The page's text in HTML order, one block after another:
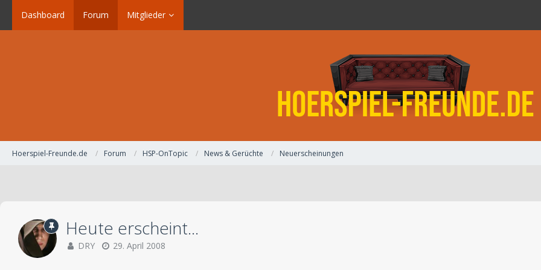
Dashboard Forum Mitglieder
Hoerspiel-Freunde.de Forum HSP-OnTopic News & Gerüchte Neuerscheinungen
Heute erscheint...
DRY 29. April 2008